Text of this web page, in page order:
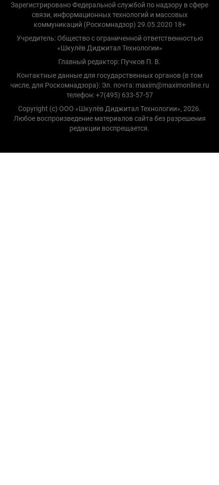
Зарегистрировано Федеральной службой по надзору в сфере
связи, информационных технологий и массовых
коммуникаций (Роскомнадзор) 29.05.2020 18+
Учредитель: Общество с ограниченной ответственностью
«Шкулёв Диджитал Технологии»
Главный редактор: Пучков П. В.
Контактные данные для государственных органов (в том
числе, для Роскомнадзора): Эл. почта: maxim@maximonline.ru
телефон: +7(495) 633-57-57
Copyright (с) ООО «Шкулёв Диджитал Технологии», 2026.
Любое воспроизведение материалов сайта без разрешения
редакции воспрещается.